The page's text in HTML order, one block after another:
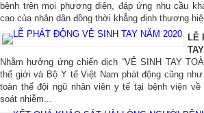
bệnh trên mọi phương diện, đáp ứng nhu cầu
cao của nhân dân đồng thời khẳng định thương
LỄ
Nhằm hưởng ứng chiến dịch “VỆ SINH TAY
thế giới và Bộ Y tế Việt Nam phát động cũng
toàn thể đội ngũ nhân viên y tế tại bệnh viện về
soát nhiễm...